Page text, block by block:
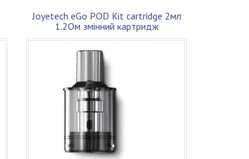
Joyetech eGo POD Kit cartridge 2мл
1.2Ом змінний картридж